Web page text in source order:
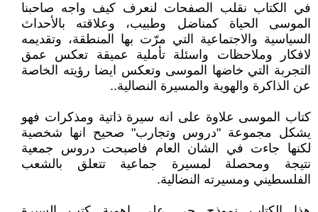
في الكتاب نقلب الصفحات لنعرف كيف واجه صاحبنا
الموسى الحياة كمناضل وطبيب، وعلاقته بالأحداث
السياسية والاجتماعية التي مرّت بها المنطقة، وتقديمه
لافكار وملاحظات واسئلة تأملية عميقة تعكس عمق
التجربة التي خاضها الموسى وتعكس ايضا رؤيته الخاصة
عن الذاكرة والهوية والمسيرة النصالية..
كتاب الموسى علاوة على انه سيرة ذاتية ومذكرات فهو
يشكل مجموعة "دروس وتجارب" صحيح انها شخصية
لكنها جاءت في الشان العام فاصبحت دروس جمعية
نتيجة ومحصلة لمسيرة جماعية تتعلق بالشعب
الفلسطيني ومسيرته النضالية.